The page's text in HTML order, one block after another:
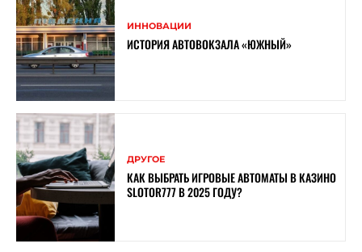
ИННОВАЦИИ
ИСТОРИЯ АВТОВОКЗАЛА «ЮЖНЫЙ»
ДРУГОЕ
КАК ВЫБРАТЬ ИГРОВЫЕ АВТОМАТЫ В КАЗИНО
SLOTOR777 В 2025 ГОДУ?